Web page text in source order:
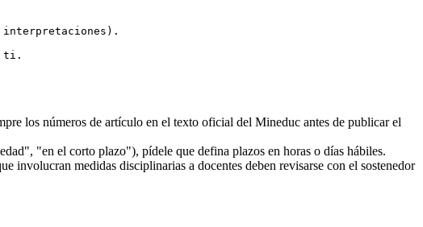
interpretaciones).
los números de artículo en el texto oficial del Mineduc antes de publicar el
"en el corto plazo"), pídele que defina plazos en horas o días hábiles.
involucran medidas disciplinarias a docentes deben revisarse con el sostenedor